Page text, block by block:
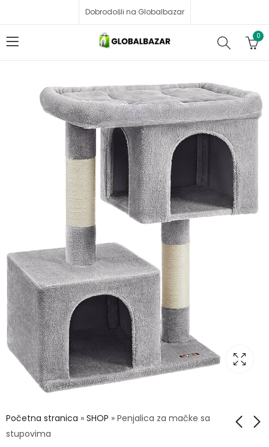
Dobrodošli na Globalbazar
0
Početna stranica » SHOP » Penjalica za mačke sa
stupovima